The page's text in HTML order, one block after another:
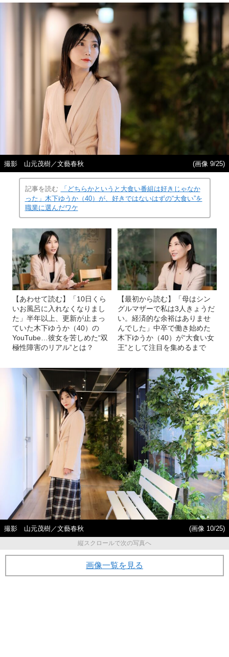
撮影 山元茂樹／文藝春秋 (画像 9/25)
記事を読む
「どちらかというと大食い番組は好きじゃなか
った」木下ゆうか（40）が、好きではないはずの“大食い”を
職業に選んだワケ
【あわせて読む】「10日くら
いお風呂に入れなくなりまし
た」半年以上、更新が止まっ
ていた木下ゆうか（40）の
YouTube…彼女を苦しめた“双
極性障害のリアル”とは？
【最初から読む】「母はシン
グルマザーで私は3人きょうだ
い。経済的な余裕はありませ
んでした」中卒で働き始めた
木下ゆうか（40）が“大食い女
王”として注目を集めるまで
撮影 山元茂樹／文藝春秋
(画像 10/25)
縦スクロールで次の写真へ
画像一覧を見る